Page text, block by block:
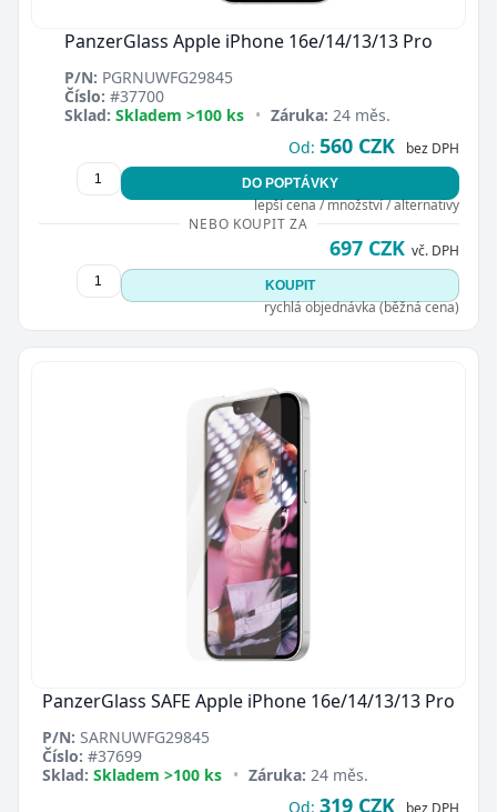
PanzerGlass Apple iPhone 16e/14/13/13 Pro
P/N: PGRNUWFG29845
Číslo: #37700
Sklad: Skladem >100 ks • Záruka: 24 měs.
Od: 560 CZK bez DPH
DO POPTÁVKY
lepší cena / množství / alternativy
NEBO KOUPIT ZA
697 CZK vč. DPH
KOUPIT
rychlá objednávka (běžná cena)
PanzerGlass SAFE Apple iPhone 16e/14/13/13 Pro
P/N: SARNUWFG29845
Číslo: #37699
Sklad: Skladem >100 ks • Záruka: 24 měs.
Od: 319 CZK bez DPH